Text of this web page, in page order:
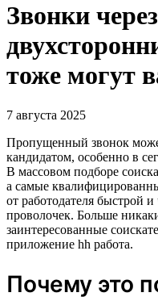
Звонки
тоже могут
7 августа 2025
Пропущенный звонок
кандидатом, особенно в
В массовом подборе
а самые
от работодателя быстрой
проволочек. Больше
заинтересованные
приложение hh работа.
Почему это